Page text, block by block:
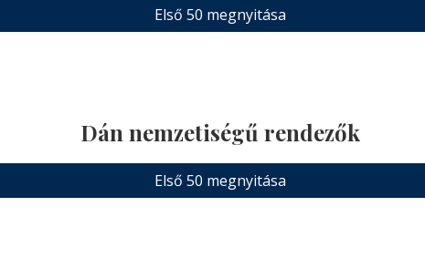
Első 50 megnyitása
Dán nemzetiségű rendezők
Első 50 megnyitása